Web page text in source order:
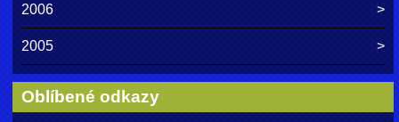
2006
2005
Oblíbené odkazy